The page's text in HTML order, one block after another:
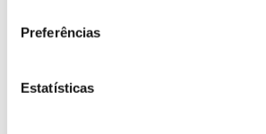
Preferências
Estatísticas
Bocas concebidas especialmente